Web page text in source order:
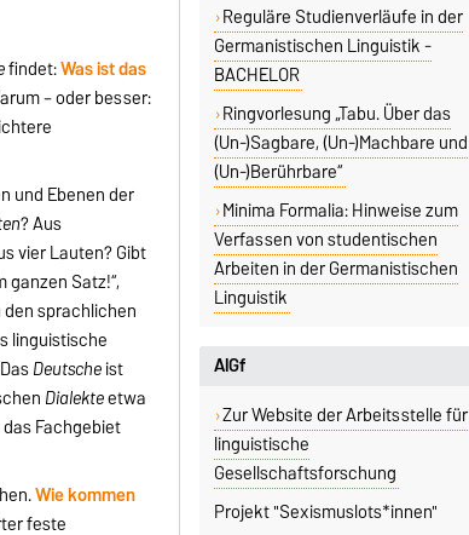
findet:Was ist das
– oder besser:
und Ebenen der
? Aus
vier Lauten? Gibt
Satz!“,
sprachlichen
linguistische
Deutscheist
Dialekteetwa
Fachgebiet
Wie kommen
feste
Reguläre Studienverläufe in der
Germanistischen Linguistik -
BACHELOR
Ringvorlesung „Tabu. Über das
(Un-)Sagbare, (Un-)Machbare und
(Un-)Berührbare“
Minima Formalia: Hinweise zum
Verfassen von studentischen
Arbeiten in der Germanistischen
Linguistik
AlGf
Zur Website der Arbeitsstelle für
linguistische
Gesellschaftsforschung
Projekt "Sexismuslots*innen"